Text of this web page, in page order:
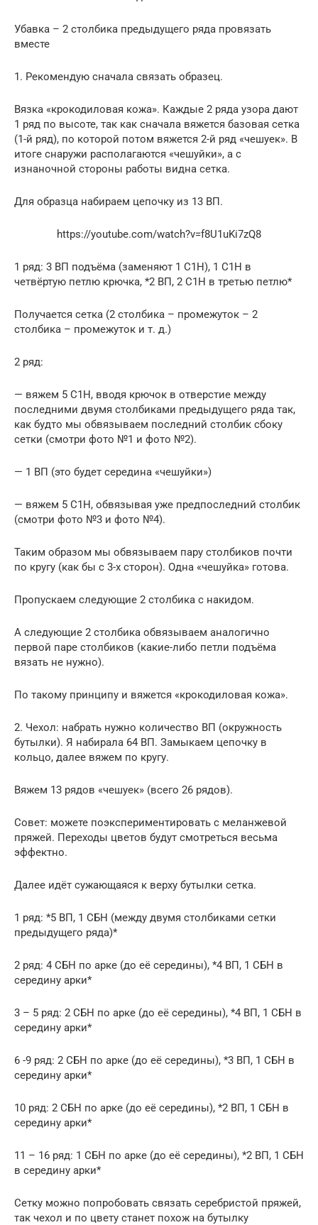
Убавка – 2 столбика предыдущего ряда провязать
вместе
1. Рекомендую сначала связать образец.
Вязка «крокодиловая кожа». Каждые 2 ряда узора дают
1 ряд по высоте, так как сначала вяжется базовая сетка
(1-й ряд), по которой потом вяжется 2-й ряд «чешуек». В
итоге снаружи располагаются «чешуйки», а с
изнаночной стороны работы видна сетка.
Для образца набираем цепочку из 13 ВП.
https://youtube.com/watch?v=f8U1uKi7zQ8
1 ряд: 3 ВП подъёма (заменяют 1 С1Н), 1 С1Н в
четвёртую петлю крючка, *2 ВП, 2 С1Н в третью петлю*
Получается сетка (2 столбика – промежуток – 2
столбика – промежуток и т. д.)
2 ряд:
— вяжем 5 С1Н, вводя крючок в отверстие между
последними двумя столбиками предыдущего ряда так,
как будто мы обвязываем последний столбик сбоку
сетки (смотри фото №1 и фото №2).
— 1 ВП (это будет середина «чешуйки»)
— вяжем 5 С1Н, обвязывая уже предпоследний столбик
(смотри фото №3 и фото №4).
Таким образом мы обвязываем пару столбиков почти
по кругу (как бы с 3-х сторон). Одна «чешуйка» готова.
Пропускаем следующие 2 столбика с накидом.
А следующие 2 столбика обвязываем аналогично
первой паре столбиков (какие-либо петли подъёма
вязать не нужно).
По такому принципу и вяжется «крокодиловая кожа».
2. Чехол: набрать нужно количество ВП (окружность
бутылки). Я набирала 64 ВП. Замыкаем цепочку в
кольцо, далее вяжем по кругу.
Вяжем 13 рядов «чешуек» (всего 26 рядов).
Совет: можете поэкспериментировать с меланжевой
пряжей. Переходы цветов будут смотреться весьма
эффектно.
Далее идёт сужающаяся к верху бутылки сетка.
1 ряд: *5 ВП, 1 СБН (между двумя столбиками сетки
предыдущего ряда)*
2 ряд: 4 СБН по арке (до её середины), *4 ВП, 1 СБН в
середину арки*
3 – 5 ряд: 2 СБН по арке (до её середины), *4 ВП, 1 СБН в
середину арки*
6 -9 ряд: 2 СБН по арке (до её середины), *3 ВП, 1 СБН в
середину арки*
10 ряд: 2 СБН по арке (до её середины), *2 ВП, 1 СБН в
середину арки*
11 – 16 ряд: 1 СБН по арке (до её середины), *2 ВП, 1 СБН
в середину арки*
Сетку можно попробовать связать серебристой пряжей,
так чехол и по цвету станет похож на бутылку